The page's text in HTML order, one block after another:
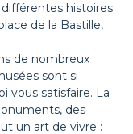
histoires
de la Bastille,
de nombreux
sont si
vous satisfaire. La
des
un art de vivre :